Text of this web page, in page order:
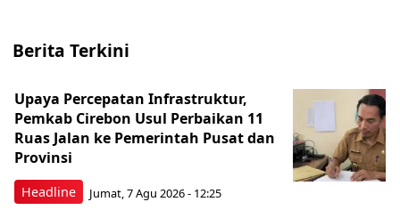
Berita Terkini
Headline
Upaya Percepatan Infrastruktur,
Pemkab Cirebon Usul Perbaikan 11
Ruas Jalan ke Pemerintah Pusat dan
Provinsi
Jumat, 7 Agu 2026 - 12:25